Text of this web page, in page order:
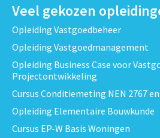
Veel gekozen
Opleiding Vastgoedbeheer
Opleiding Vastgoedmanagement
Opleiding Business Case voor
Projectontwikkeling
Cursus Conditiemeting NEN 2767
Opleiding Elementaire Bouwkunde
Cursus EP-W Basis Woningen